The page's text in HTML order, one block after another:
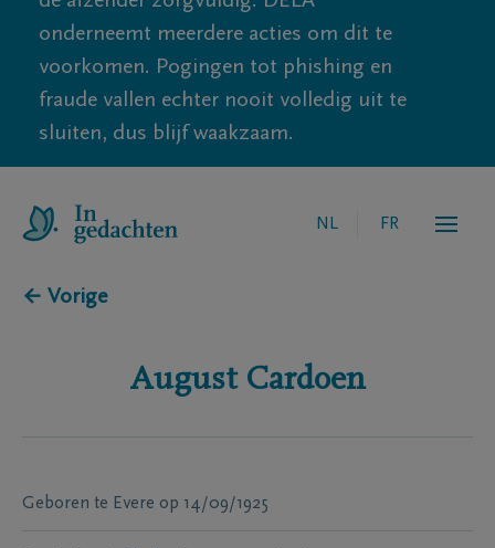
onderneemt meerdere acties om dit te
voorkomen. Pogingen tot phishing en
fraude vallen echter nooit volledig uit te
sluiten, dus blijf waakzaam.
NL FR
← Vorige
August Cardoen
Geboren te Evere op 14/09/1925